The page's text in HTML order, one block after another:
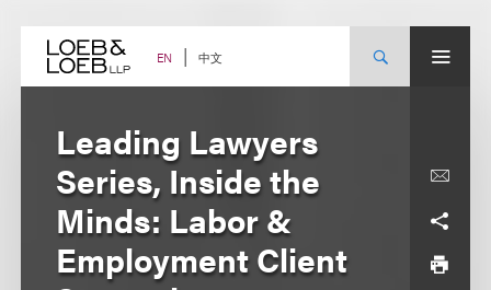
content EN 中文
Leading Lawyers
Series, Inside the
Minds: Labor &
Employment Client